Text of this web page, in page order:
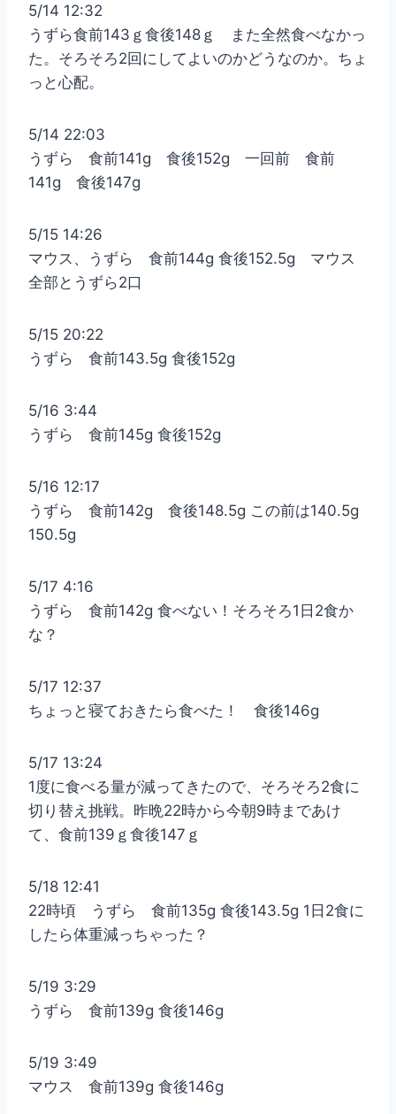
5/14 12:32
うずら食前143ｇ食後148ｇ また全然食べなかっ
た。そろそろ2回にしてよいのかどうなのか。ちょ
っと心配。
5/14 22:03
うずら 食前141g 食後152g 一回前 食前
141g 食後147g
5/15 14:26
マウス、うずら 食前144g 食後152.5g マウス
全部とうずら2口
5/15 20:22
うずら 食前143.5g 食後152g
5/16 3:44
うずら 食前145g 食後152g
5/16 12:17
うずら 食前142g 食後148.5g この前は140.5g
150.5g
5/17 4:16
うずら 食前142g 食べない！そろそろ1日2食か
な？
5/17 12:37
ちょっと寝ておきたら食べた！ 食後146g
5/17 13:24
1度に食べる量が減ってきたので、そろそろ2食に
切り替え挑戦。昨晩22時から今朝9時まであけ
て、食前139ｇ食後147ｇ
5/18 12:41
22時頃 うずら 食前135g 食後143.5g 1日2食に
したら体重減っちゃった？
5/19 3:29
うずら 食前139g 食後146g
5/19 3:49
マウス 食前139g 食後146g